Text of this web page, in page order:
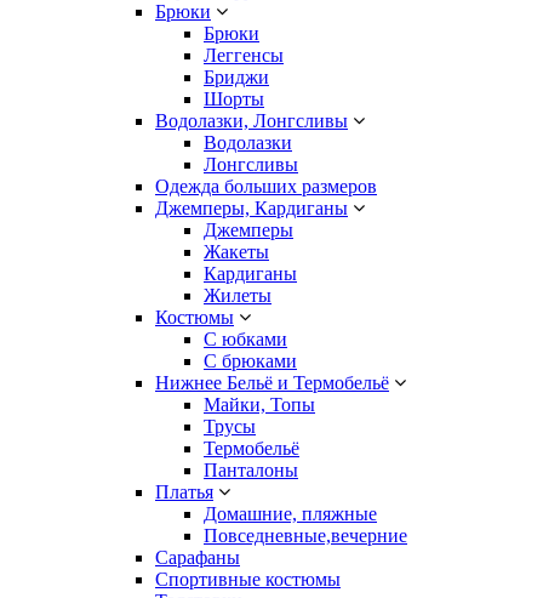
Брюки
Брюки
Леггенсы
Бриджи
Шорты
Водолазки, Лонгсливы
Водолазки
Лонгсливы
Одежда больших размеров
Джемперы, Кардиганы
Джемперы
Жакеты
Кардиганы
Жилеты
Костюмы
С юбками
С брюками
Нижнее Бельё и Термобельё
Майки, Топы
Трусы
Термобельё
Панталоны
Платья
Домашние, пляжные
Повседневные,вечерние
Сарафаны
Спортивные костюмы